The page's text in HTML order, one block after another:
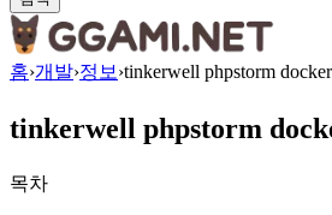
홈›개발›정보 ›tinkerwell phpstorm
tinkerwell phpstorm
목차